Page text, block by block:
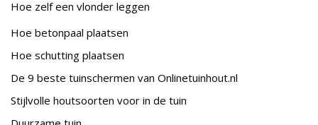
Hoe zelf een vlonder leggen
Hoe betonpaal plaatsen
Hoe schutting plaatsen
De 9 beste tuinschermen van Onlinetuinhout.nl
Stijlvolle houtsoorten voor in de tuin